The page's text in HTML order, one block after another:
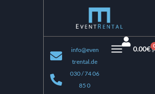
info@even
trental.de
030 / 74 06
85 0
0.00€